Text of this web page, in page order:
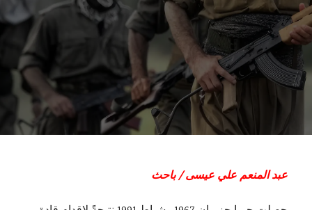
عبد المنعم علي عيسى / باحث